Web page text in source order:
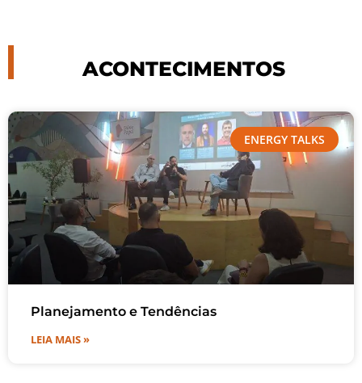
ACONTECIMENTOS
ENERGY TALKS
Planejamento e Tendências
LEIA MAIS »